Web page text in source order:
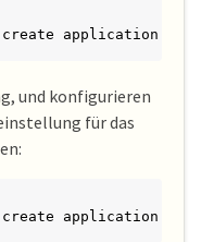
application
und konfigurieren
für das
application